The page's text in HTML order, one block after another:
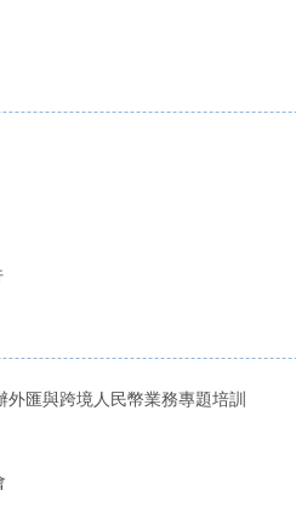
匯與跨境人民幣業務專題培訓